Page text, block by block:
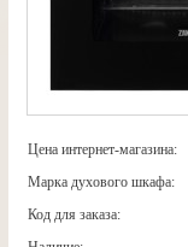
Цена интернет-магазина:
Марка духового шкафа:
Код для заказа: